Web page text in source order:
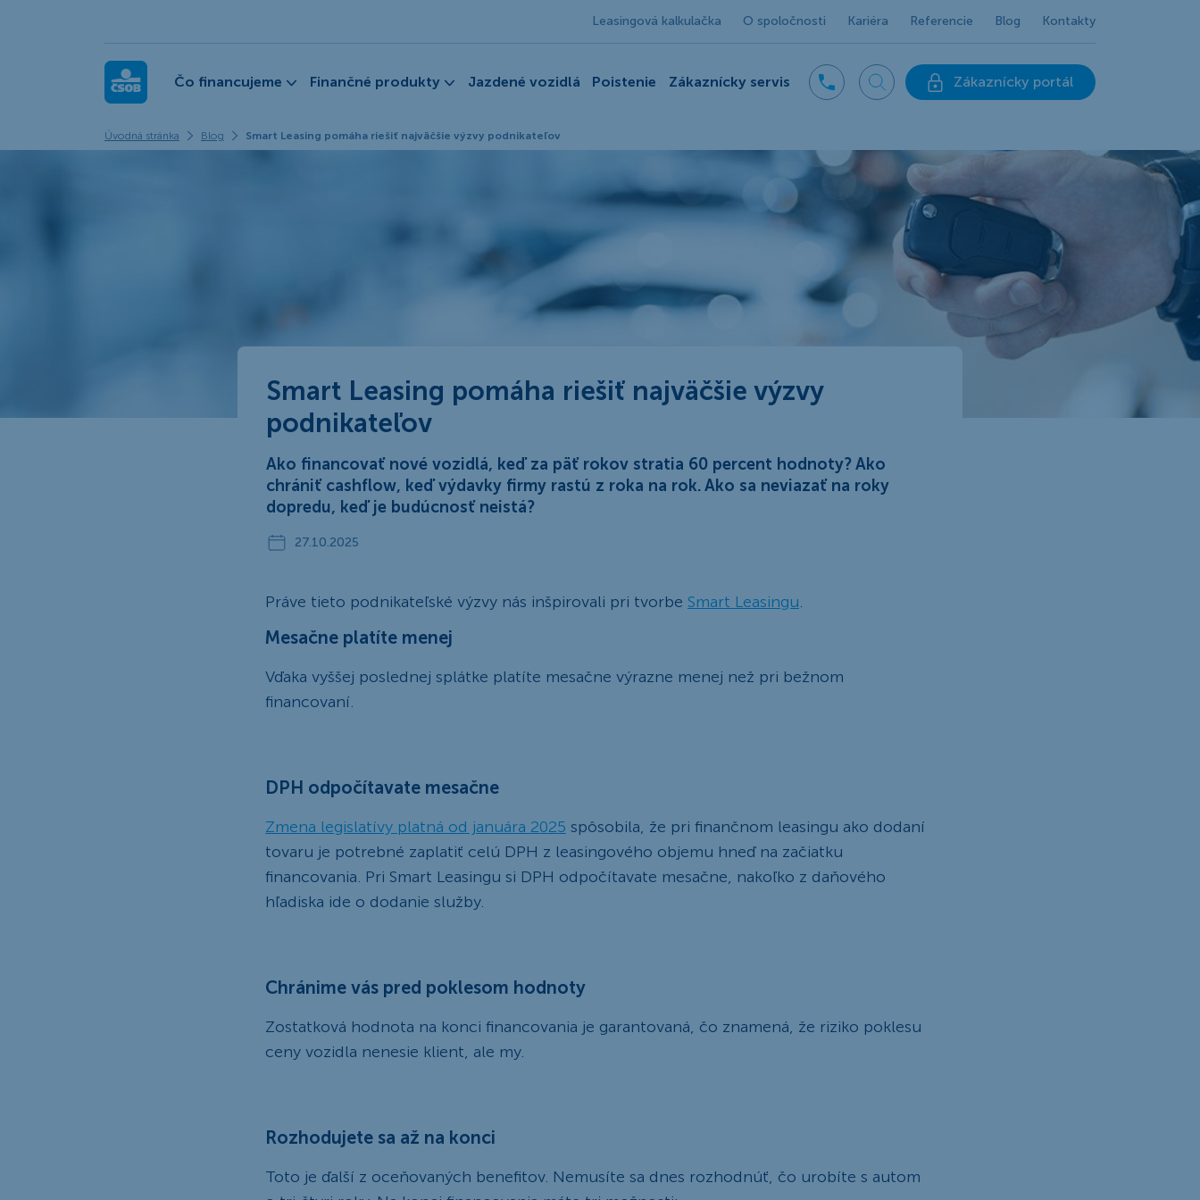
ČSOB Leasing
Čo financujeme Finančné produkty Jazdené vozidlá Poistenie Zákaznícky servis Zákaznícky portál
Leasingová kalkulačka O spoločnosti Kariéra Referencie Blog Kontakty
Úvodná stránka Blog Smart Leasing pomáha riešiť najväčšie výzvy podnikateľov
Smart Leasing pomáha riešiť najväčšie výzvy
podnikateľov
Ako financovať nové vozidlá, keď za päť rokov stratia 60 percent hodnoty? Ako
chrániť cashflow, keď výdavky firmy rastú z roka na rok. Ako sa neviazať na roky
dopredu, keď je budúcnosť neistá?
27.10.2025
Práve tieto podnikateľské výzvy nás inšpirovali pri tvorbe Smart Leasingu.
Mesačne platíte menej
Vďaka vyššej poslednej splátke platíte mesačne výrazne menej než pri bežnom
financovaní.
DPH odpočítavate mesačne
Zmena legislatívy platná od januára 2025 spôsobila, že pri finančnom leasingu ako dodaní
tovaru je potrebné zaplatiť celú DPH z leasingového objemu hneď na začiatku
financovania. Pri Smart Leasingu si DPH odpočítavate mesačne, nakoľko z daňového
hľadiska ide o dodanie služby.
Chránime vás pred poklesom hodnoty
Zostatková hodnota na konci financovania je garantovaná, čo znamená, že riziko poklesu
ceny vozidla nenesie klient, ale my.
Rozhodujete sa až na konci
Toto je ďalší z oceňovaných benefitov. Nemusíte sa dnes rozhodnúť, čo urobíte s autom